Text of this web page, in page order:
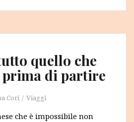
quello che
prima di partire
Cori Viaggi
che è impossibile non